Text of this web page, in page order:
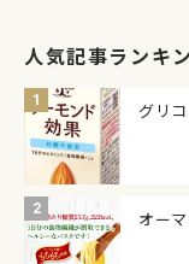
人気記事ランキ
グリ
オー